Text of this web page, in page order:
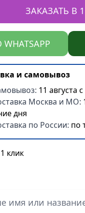
ЗАКАЗАТЬ В
и самовывоз
11 августа
Москва и МО:
дня
по России: по
клик